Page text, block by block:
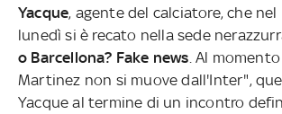
Yacque, agente del calciatore, che
lunedì si è recato nella sede
o Barcellona? Fake news . Al
Martinez non si muove dall'Inter",
Yacque al termine di un incontro